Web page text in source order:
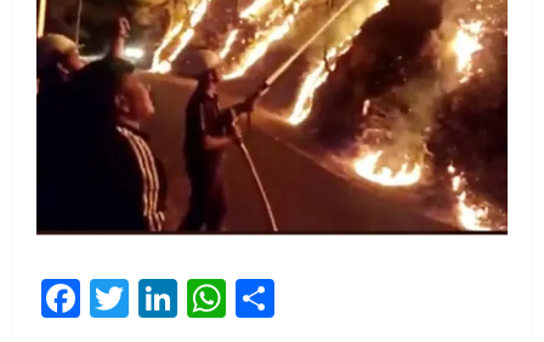
Facebook
Twitter
LinkedIn
WhatsApp